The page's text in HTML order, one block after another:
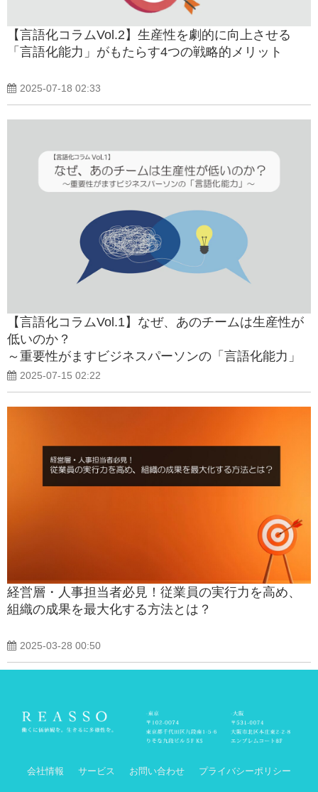
【言語化コラムVol.2】生産性を劇的に向上させる
「言語化能力」がもたらす4つの戦略的メリット
2025-07-18 02:33
【言語化コラムVol.1】なぜ、あのチームは生産性が
低いのか？
～重要性がますビジネスパーソンの「言語化能力」
～ 2025-07-15 02:22
経営層・人事担当者必見！従業員の実行力を高め、
組織の成果を最大化する方法とは？
2025-03-28 00:50
会社情報 サービス お問い合わせ プライバシーポリシー